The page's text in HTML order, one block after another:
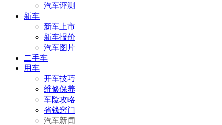
汽车评测
新车
新车上市
新车报价
汽车图片
二手车
用车
开车技巧
维修保养
车险攻略
省钱窍门
汽车新闻